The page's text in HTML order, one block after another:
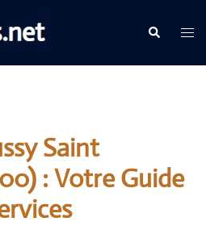
Saint
: Votre Guide